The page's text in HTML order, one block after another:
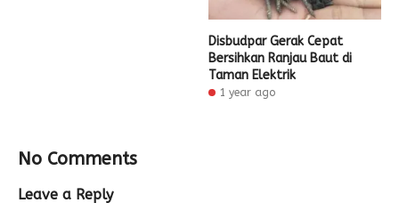
Disbudpar Gerak Cepat
Bersihkan Ranjau Baut di
Taman Elektrik
1 year ago
No Comments
Leave a Reply